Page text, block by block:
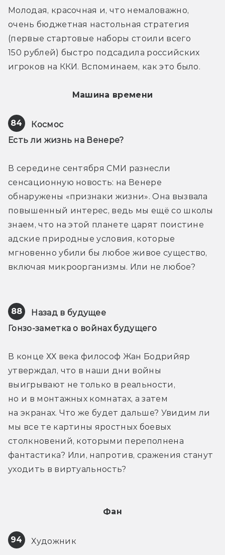
Молодая, красочная и, что немаловажно,
очень бюджетная настольная стратегия
(первые стартовые наборы стоили всего
150 рублей) быстро подсадила российских
игроков на ККИ. Вспоминаем, как это было.
Машина времени
84
Космос
Есть ли жизнь на Венере?
В середине сентября СМИ разнесли
сенсационную новость: на Венере
обнаружены «признаки жизни». Она вызвала
повышенный интерес, ведь мы ещё со школы
знаем, что на этой планете царят поистине
адские природные условия, которые
мгновенно убили бы любое живое существо,
включая микроорганизмы. Или не любое?
88
Назад в будущее
Гонзо-заметка о войнах будущего
В конце ХХ века философ Жан Бодрийяр
утверждал, что в наши дни войны
выигрывают не только в реальности,
но и в монтажных комнатах, а затем
на экранах. Что же будет дальше? Увидим ли
мы все те картины яростных боевых
столкновений, которыми переполнена
фантастика? Или, напротив, сражения станут
уходить в виртуальность?
Фан
94 Художник